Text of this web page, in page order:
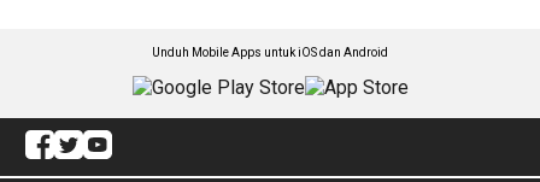
Unduh Mobile Apps untuk iOS dan Android